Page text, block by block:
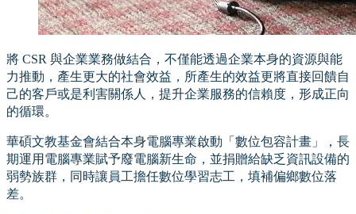
將 CSR 與企業業務做結合，不僅能透過企業本身的資源與能
力推動，產生更大的社會效益，所產生的效益更將直接回饋自
己的客戶或是利害關係人，提升企業服務的信賴度，形成正向
的循環。
華碩文教基金會結合本身電腦專業啟動「數位包容計畫」，長
期運用電腦專業賦予廢電腦新生命，並捐贈給缺乏資訊設備的
弱勢族群，同時讓員工擔任數位學習志工，填補偏鄉數位落
差。